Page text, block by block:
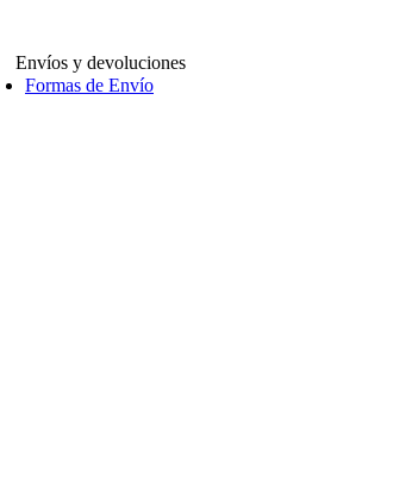
Envíos y devoluciones
Formas de Envío